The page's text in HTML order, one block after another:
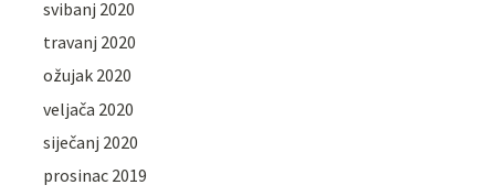
svibanj 2020
travanj 2020
ožujak 2020
veljača 2020
siječanj 2020
prosinac 2019